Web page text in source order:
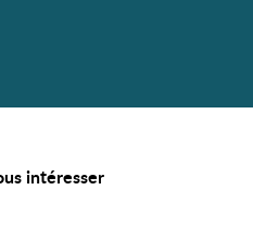
intéresser